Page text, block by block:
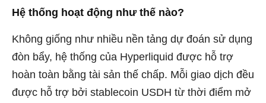
Hệ thống hoạt động như thế nào?
Không giống như nhiều nền tảng dự đoán sử dụng
đòn bẩy, hệ thống của Hyperliquid được hỗ trợ
hoàn toàn bằng tài sản thế chấp. Mỗi giao dịch đều
được hỗ trợ bởi stablecoin USDH từ thời điểm mở